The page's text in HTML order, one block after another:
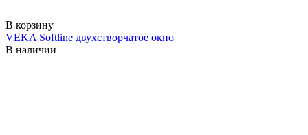
В корзину
VEKA Softline двухстворчатое окно
В наличии